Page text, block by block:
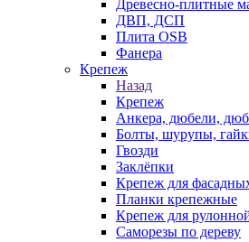
Древесно-плитные
ДВП, ДСП
Плита OSB
Фанера
Крепеж
Назад
Крепеж
Анкера, дюбели,
Болты, шурупы,
Гвозди
Заклёпки
Крепеж для
Планки крепежные
Крепеж для
Саморезы по дереву